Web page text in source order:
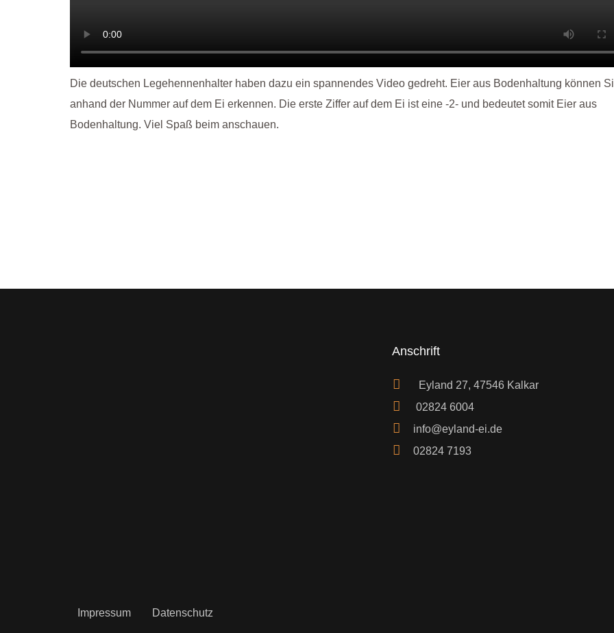
Die deutschen Legehennenhalter haben dazu ein spannendes Video gedreht. Eier aus Bodenhaltung können
anhand der Nummer auf dem Ei erkennen. Die erste Ziffer auf dem Ei ist eine -2- und bedeutet somit Eier aus
Bodenhaltung. Viel Spaß beim anschauen.
Impressum Datenschutz
Anschrift
Eyland 27, 47546 Kalkar
02824 6004
info@eyland-ei.de
02824 7193